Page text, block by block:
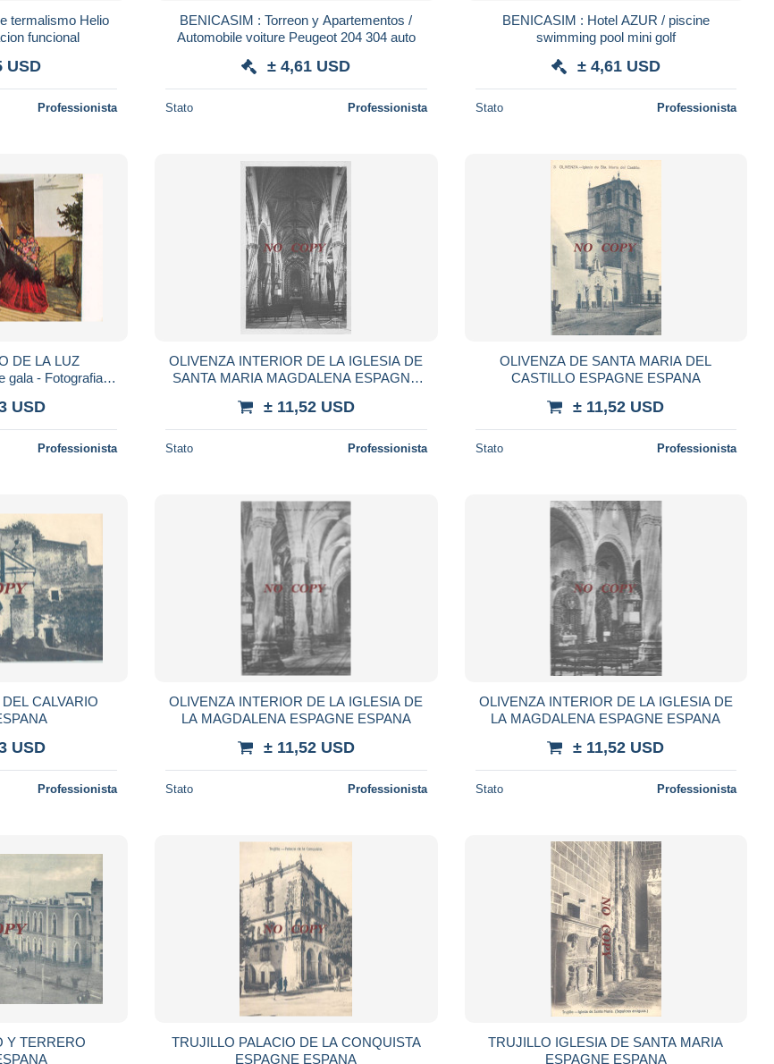
termalismo Helio
funcional
USD
Professionista
BENICASIM : Torreon y Apartementos /
Automobile voiture Peugeot 204 304 auto
± 4,61 USD
Stato Professionista
BENICASIM : Hotel AZUR / piscine
swimming pool mini golf
± 4,61 USD
Stato Professionista
DE LA LUZ
gala - Fotografiado
USD
Professionista
OLIVENZA INTERIOR DE LA IGLESIA DE
SANTA MARIA MAGDALENA ESPAGNE
± 11,52 USD
Stato Professionista
OLIVENZA DE SANTA MARIA DEL
CASTILLO ESPAGNE ESPANA
± 11,52 USD
Stato Professionista
CALVARIO
USD
Professionista
OLIVENZA INTERIOR DE LA IGLESIA DE
LA MAGDALENA ESPAGNE ESPANA
± 11,52 USD
Stato Professionista
OLIVENZA INTERIOR DE LA IGLESIA DE
LA MAGDALENA ESPAGNE ESPANA
± 11,52 USD
Stato Professionista
Y TERRERO
TRUJILLO PALACIO DE LA CONQUISTA
ESPAGNE ESPANA
TRUJILLO IGLESIA DE SANTA MARIA
ESPAGNE ESPANA